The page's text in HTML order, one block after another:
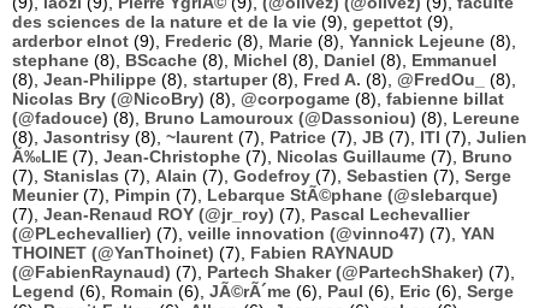
des sciences de la nature et de la vie (9), gepettot (9),
arderbor elnot (9), Frederic (8), Marie (8), Yannick Lejeune (8),
stephane (8), BScache (8), Michel (8), Daniel (8), Emmanuel
(8), Jean-Philippe (8), startuper(8), Fred A. (8), @FredOu_
(8),
Nicolas Bry (@NicoBry) (8), @corpogame (8), fabienne billat
(@fadouce) (8), Bruno Lamouroux (@Dassoniou) (8), Lereune
(8), Jasontrisy (8), ~laurent (7), Patrice (7), JB (7), ITI (7), Julien
Ã‰LIE (7), Jean-Christophe (7), Nicolas Guillaume (7), Bruno
(7), Stanislas (7), Alain (7), Godefroy (7), Sebastien (7), Serge
Meunier(7), Pimpin (7), Lebarque StÃ©phane (@slebarque)
(7), Jean-Renaud ROY (@jr_roy) (7), Pascal Lechevallier
(@PLechevallier) (7), veille innovation (@vinno47) (7), YAN
THOINET (@YanThoinet) (7), Fabien RAYNAUD
(@FabienRaynaud) (7), Partech Shaker (@PartechShaker) (7),
Legend (6), Romain (6), JÃ©rÃ´me (6), Paul (6), Eric (6), Serge